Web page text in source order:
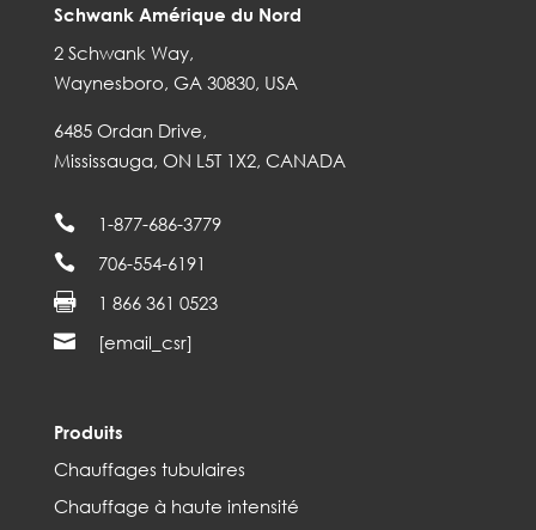
Schwank Amérique du Nord
2 Schwank Way,
Waynesboro, GA 30830, USA
6485 Ordan Drive,
Mississauga, ON L5T 1X2, CANADA
 1-877-686-3779
 706-554-6191
 1 866 361 0523
 [email_csr]
Produits
Chauffages tubulaires
Chauffage à haute intensité